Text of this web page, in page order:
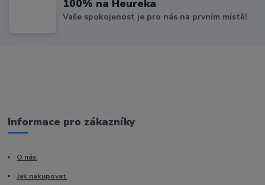
100% na Heureka
Vaše spokojenost je pro nás na prvním místě!
Informace pro zákazníky
O nás
Jak nakupovat